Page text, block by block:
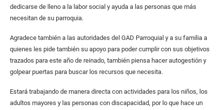
dedicarse de lleno a la labor social y ayuda a las personas que más
necesitan de su parroquia.
Agradece también a las autoridades del GAD Parroquial y a su familia a
quienes les pide también su apoyo para poder cumplir con sus objetivos
trazados para este año de reinado, también piensa hacer autogestión y
golpear puertas para buscar los recursos que necesita.
Estará trabajando de manera directa con actividades para los niños, los
adultos mayores y las personas con discapacidad, por lo que hace un